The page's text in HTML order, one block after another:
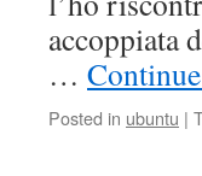
accoppiata
…
Posted in ubuntu |